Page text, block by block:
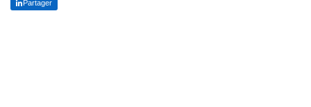
Partager